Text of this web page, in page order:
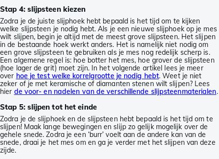
Stap 4: slijpsteen kiezen
Zodra je de juiste slijphoek hebt bepaald is het tijd om te kijken
welke slijpsteen je nodig hebt. Als je een nieuwe slijphoek op je mes
wilt slijpen, begin je altijd met de meest grove slijpsteen. Het slijpen
in de bestaande hoek werkt anders. Het is namelijk niet nodig om
een grove slijpsteen te gebruiken als je mes nog redelijk scherp is.
Een algemene regel is: hoe botter het mes, hoe grover de slijpsteen
(hoe lager de grit) moet zijn. In het volgende artikel lees je meer
over hoe je test welke korrelgrootte je nodig hebt. Weet je niet
zeker of je met keramische of diamanten stenen wilt slijpen? Lees
hier de voor- en nadelen van de verschillende slijpsteenmaterialen.
Stap 5: slijpen tot het einde
Zodra je de slijphoek en de slijpsteen hebt bepaald is het tijd om te
slijpen! Maak lange bewegingen en slijp zo gelijk mogelijk over de
gehele snede. Zodra je een ‘burr’ voelt aan de andere kan van de
snede, draai je het mes om en ga je verder met het slijpen van deze
zijde.